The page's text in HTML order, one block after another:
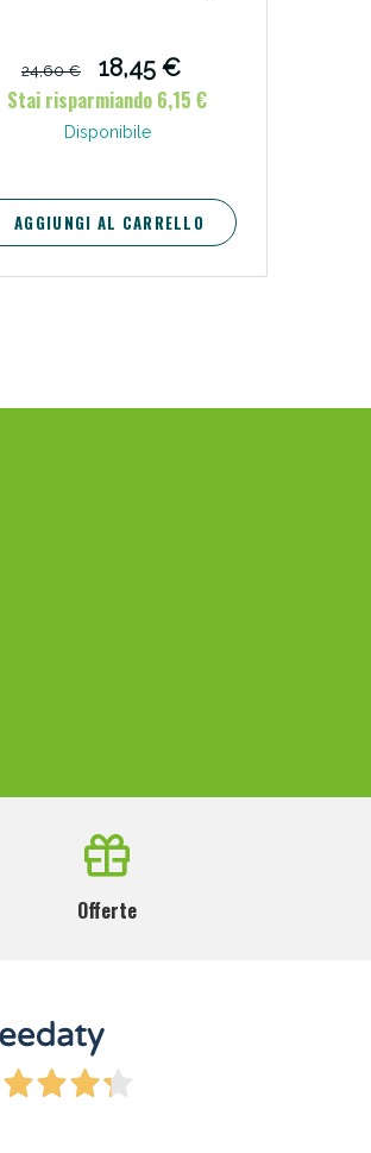
24,60 €
18,45 €
Stai risparmiando 6,15 €
Disponibile
AGGIUNGI AL CARRELLO
Offerte